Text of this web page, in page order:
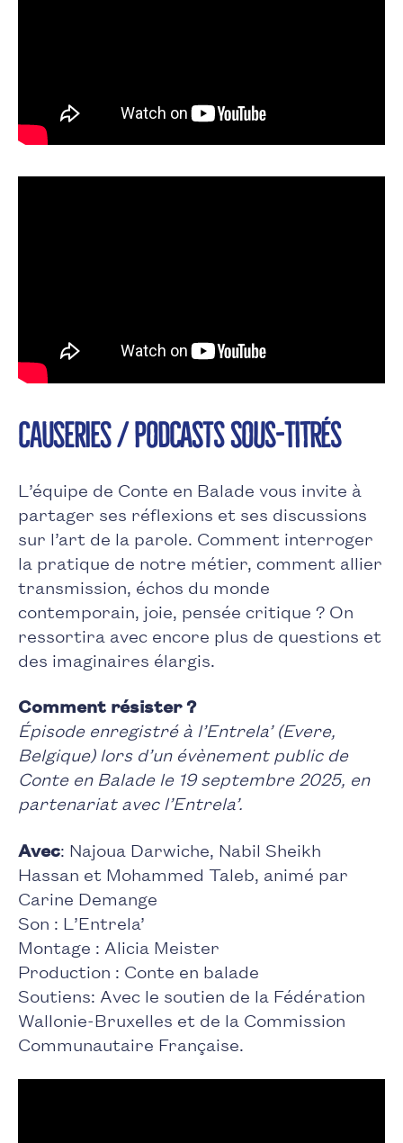
CAUSERIES / Podcasts sous-titrés
L’équipe de Conte en Balade vous invite à
partager ses réflexions et ses discussions
sur l’art de la parole. Comment interroger
la pratique de notre métier, comment allier
transmission, échos du monde
contemporain, joie, pensée critique ? On
ressortira avec encore plus de questions et
des imaginaires élargis.
Comment résister ?
Épisode enregistré à l’Entrela’ (Evere,
Belgique) lors d’un évènement public de
Conte en Balade le 19 septembre 2025, en
partenariat avec l’Entrela’.
Avec: Najoua Darwiche, Nabil Sheikh
Hassan et Mohammed Taleb, animé par
Carine Demange
Son : L’Entrela’
Montage : Alicia Meister
Production : Conte en balade
Soutiens: Avec le soutien de la Fédération
Wallonie-Bruxelles et de la Commission
Communautaire Française.